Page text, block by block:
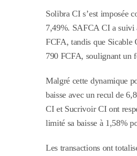
Solibra CI s’est imposée
7,49%. SAFCA CI a suivi
FCFA, tandis que Sicable
790 FCFA, soulignant un
Malgré cette dynamique
baisse avec un recul de
CI et Sucrivoir CI ont
limité sa baisse à 1,58%
Les transactions ont